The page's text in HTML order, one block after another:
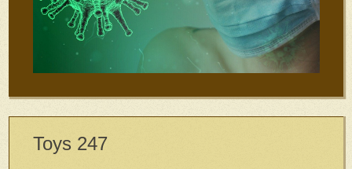
Toys 247